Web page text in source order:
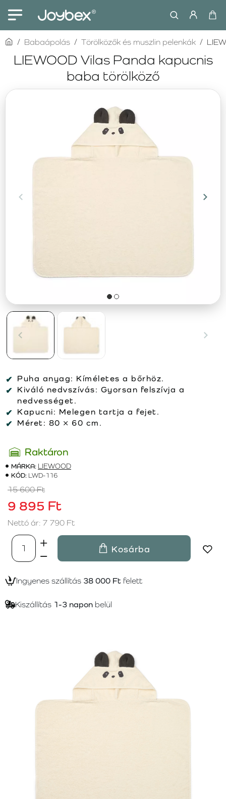
LIEWOOD Vilas Panda kapucnis
baba törölköző
homeBabaápolás Törölközők és muszlin pelenkák
Puha anyag: Kíméletes a bőrhöz.
Kiváló nedvszívás: Gyorsan felszívja a
nedvességet.
Kapucni: Melegen tartja a fejet.
Méret: 80 × 60 cm.
Raktáron
MÁRKA: LIEWOOD
KÓD: LWD-116
9 895 Ft
15 600 Ft
Nettó ár: 7 790 Ft
Kosárba
Ingyenes szállítás 38 000 Ft felett
Kiszállítás 1-3 napon belül